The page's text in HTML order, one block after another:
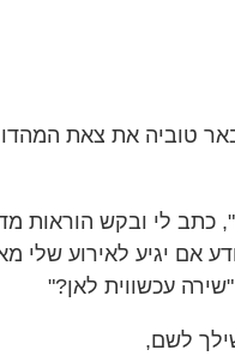
טוביה את צאת
לי ובקש הוראות
אם יגיע לאירוע שלי
עכשווית לאן?"
לשם,